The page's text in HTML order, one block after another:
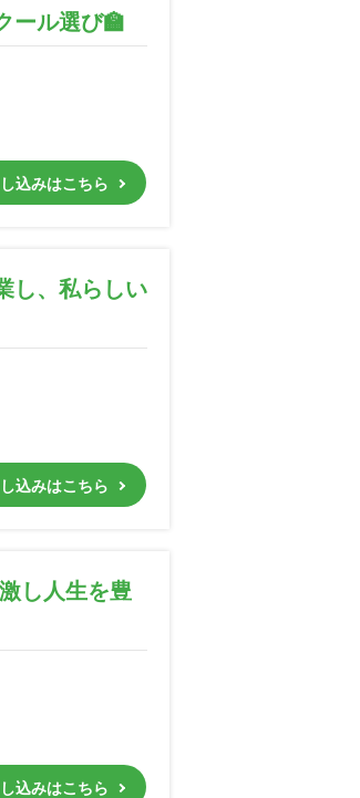
ール選び🏫
込みはこちら
し、私らしい
込みはこちら
し人生を豊
込みはこちら